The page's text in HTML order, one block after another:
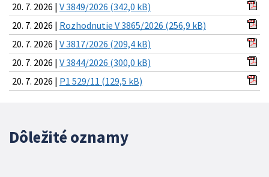
20. 7. 2026 | V 3849/2026 (342,0 kB)
20. 7. 2026 | Rozhodnutie V 3865/2026 (256,9 kB)
20. 7. 2026 | V 3817/2026 (209,4 kB)
20. 7. 2026 | V 3844/2026 (300,0 kB)
20. 7. 2026 | P1 529/11 (129,5 kB)
Dôležité oznamy